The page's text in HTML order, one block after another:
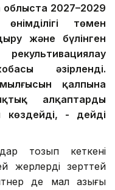
2027–2029
төмен
және бүлінген
әзірленді.
қалпына
алқаптардың
көздейді, - дейді
тозып кеткені
жерлерді зерттей
де мал азығы